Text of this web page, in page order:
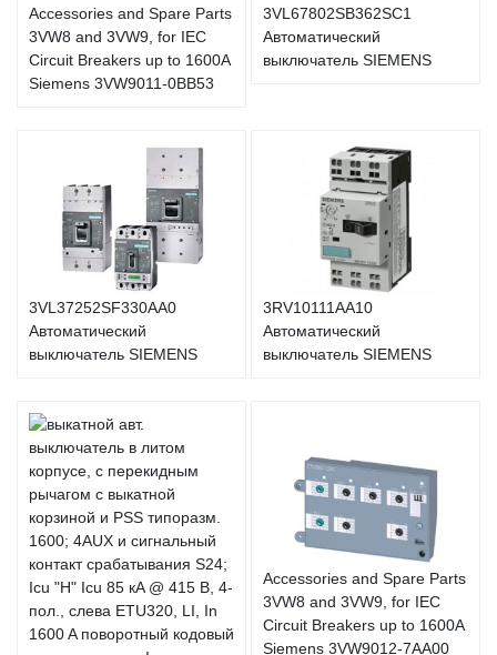
Accessories and Spare Parts
3VW8 and 3VW9, for IEC
Circuit Breakers up to 1600A
Siemens 3VW9011-0BB53
3VL67802SB362SC1
Автоматический
выключатель SIEMENS
3VL37252SF330AA0
Автоматический
выключатель SIEMENS
3RV10111AA10
Автоматический
выключатель SIEMENS
Accessories and Spare Parts
3VW8 and 3VW9, for IEC
Circuit Breakers up to 1600A
Siemens 3VW9012-7AA00